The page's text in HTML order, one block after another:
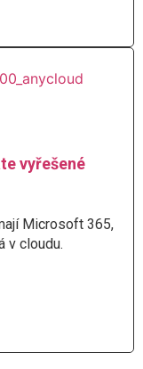
vyřešené
Microsoft 365,
v cloudu.